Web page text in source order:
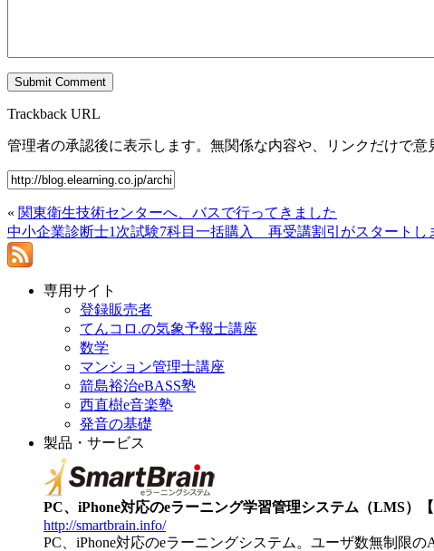
Trackback URL
管理者の承認後に表示します。無関係な内容や、リンクだけで意
« 関東衛生技術センターへ、バスで行ってきました
中小企業診断士1次試験7科目一括購入 再受講割引がスタートし
専用サイト
登録販売者
てんコロ.の気象予報士講座
数学
マンション管理士講座
箭島裕治eBASS塾
西直樹e音楽塾
発音の基礎
製品・サービス
PC、iPhone対応のeラーニング学習管理システム（LMS）【
http://smartbrain.info/
PC、iPhone対応のeラーニングシステム。ユーザ数無制限の